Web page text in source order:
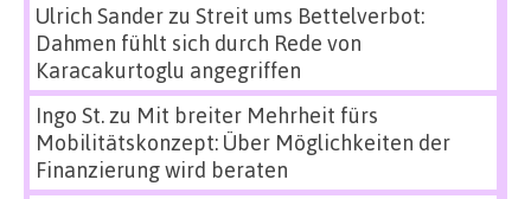
Ulrich Sanderzu Streit ums Bettelverbot:
Dahmen fühlt sich durch Rede von
Karacakurtoglu angegriffen
Ingo St.zu Mit breiter Mehrheit fürs
Mobilitätskonzept: Über Möglichkeiten der
Finanzierung wird beraten